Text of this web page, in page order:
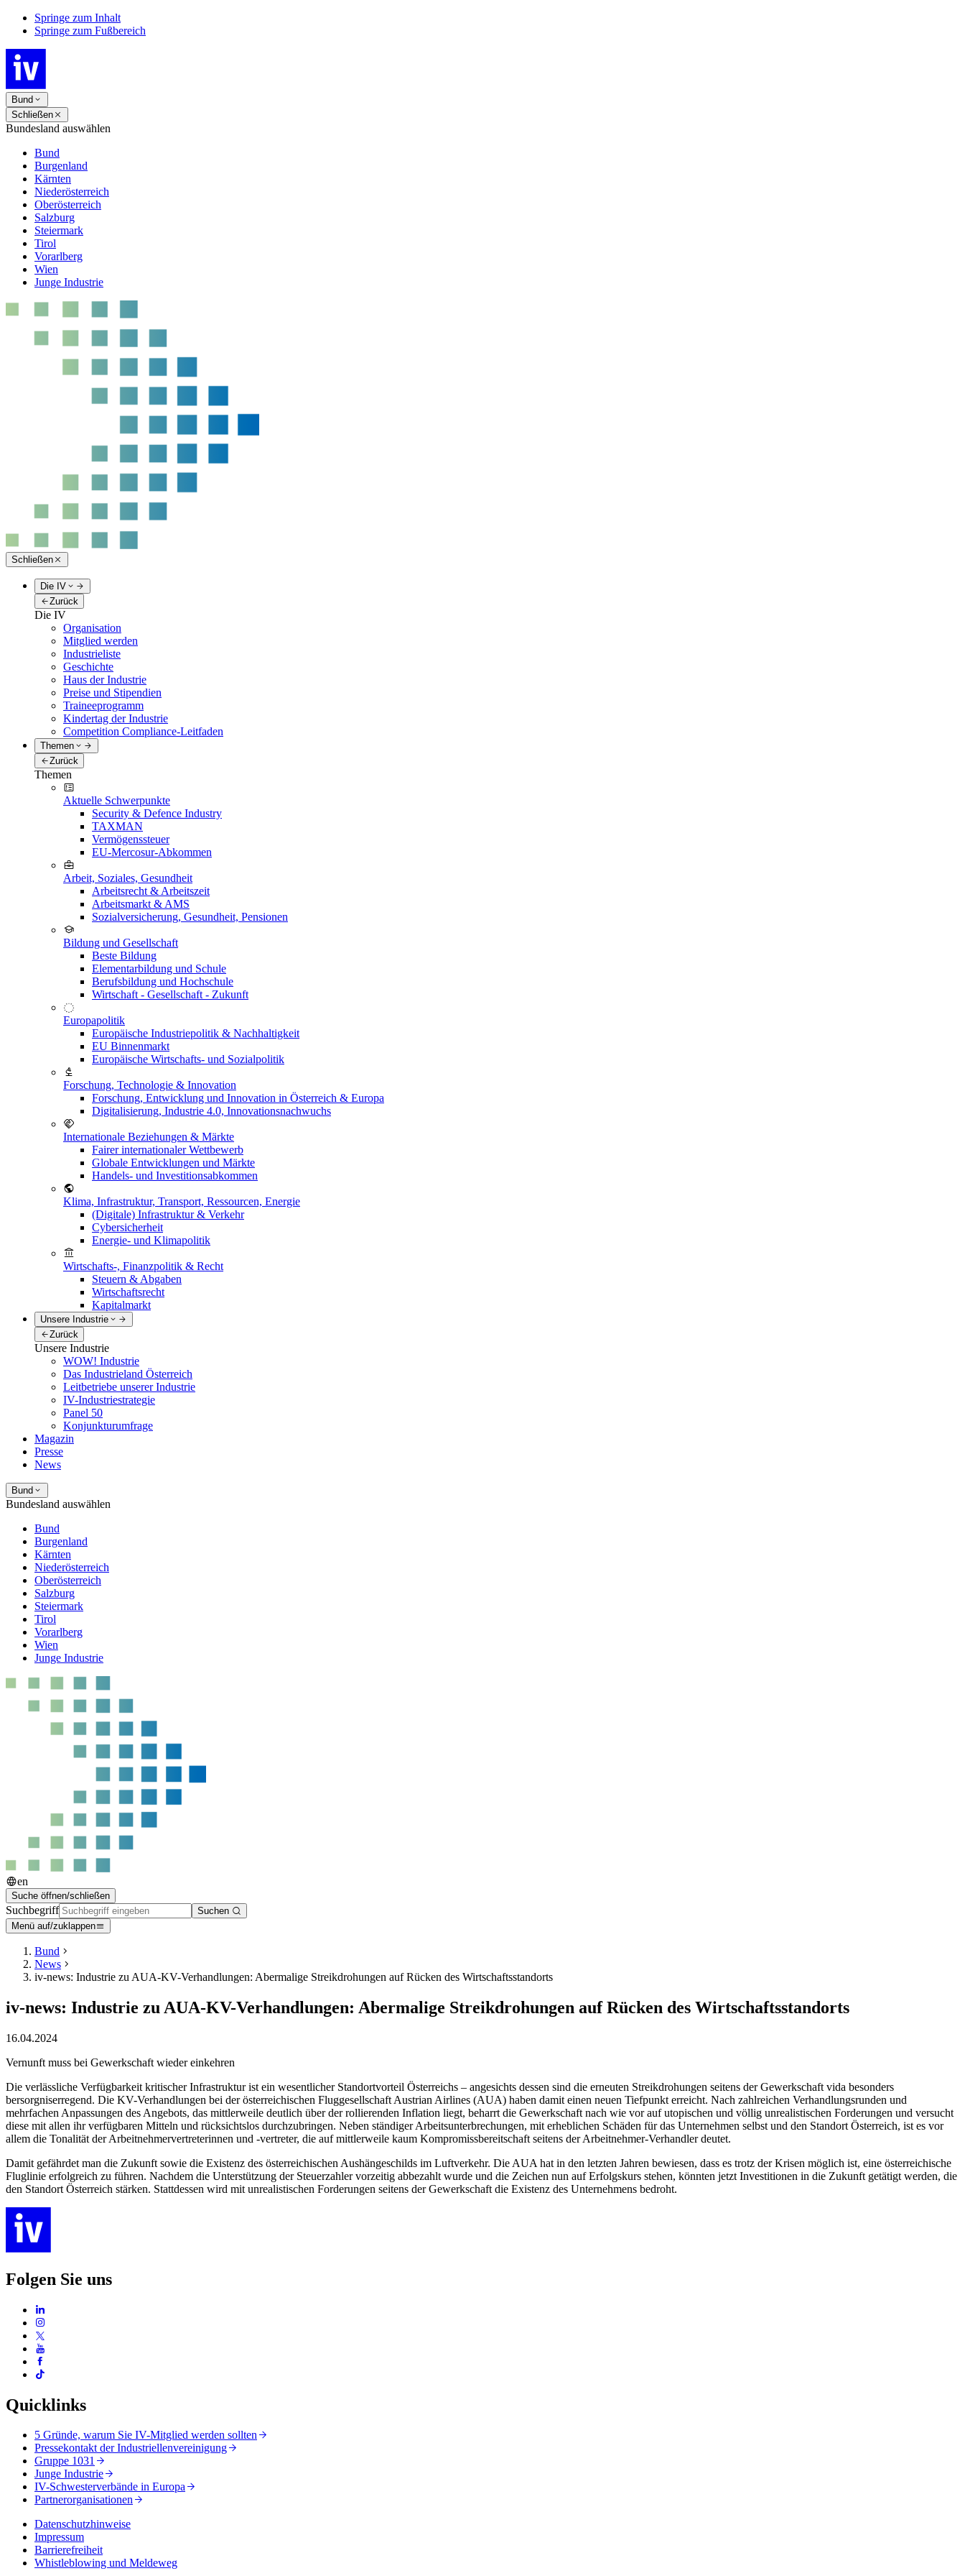
Springe zum Inhalt
Springe zum Fußbereich
Bund
Schließen
Bundesland auswählen
Bund
Burgenland
Kärnten
Niederösterreich
Oberösterreich
Salzburg
Steiermark
Tirol
Vorarlberg
Wien
Junge Industrie
Schließen
Die IV
Zurück
Die IV
Organisation
Mitglied werden
Industrieliste
Geschichte
Haus der Industrie
Preise und Stipendien
Traineeprogramm
Kindertag der Industrie
Competition Compliance-Leitfaden
Themen
Zurück
Themen
Aktuelle Schwerpunkte
Security & Defence Industry
TAXMAN
Vermögenssteuer
EU-Mercosur-Abkommen
Arbeit, Soziales, Gesundheit
Arbeitsrecht & Arbeitszeit
Arbeitsmarkt & AMS
Sozialversicherung, Gesundheit, Pensionen
Bildung und Gesellschaft
Beste Bildung
Elementarbildung und Schule
Berufsbildung und Hochschule
Wirtschaft - Gesellschaft - Zukunft
Europapolitik
Europäische Industriepolitik & Nachhaltigkeit
EU Binnenmarkt
Europäische Wirtschafts- und Sozialpolitik
Forschung, Technologie & Innovation
Forschung, Entwicklung und Innovation in Österreich & Europa
Digitalisierung, Industrie 4.0, Innovationsnachwuchs
Internationale Beziehungen & Märkte
Fairer internationaler Wettbewerb
Globale Entwicklungen und Märkte
Handels- und Investitionsabkommen
Klima, Infrastruktur, Transport, Ressourcen, Energie
(Digitale) Infrastruktur & Verkehr
Cybersicherheit
Energie- und Klimapolitik
Wirtschafts-, Finanzpolitik & Recht
Steuern & Abgaben
Wirtschaftsrecht
Kapitalmarkt
Unsere Industrie
Zurück
Unsere Industrie
WOW! Industrie
Das Industrieland Österreich
Leitbetriebe unserer Industrie
IV-Industriestrategie
Panel 50
Konjunkturumfrage
Magazin
Presse
News
Bund
Bundesland auswählen
Bund
Burgenland
Kärnten
Niederösterreich
Oberösterreich
Salzburg
Steiermark
Tirol
Vorarlberg
Wien
Junge Industrie
en
Suche öffnen/schließen
Suchbegriff
Suchen
Menü auf/zuklappen
Bund
News
iv-news: Industrie zu AUA-KV-Verhandlungen: Abermalige Streikdrohungen auf Rücken des Wirtschaftsstandorts
iv-news: Industrie zu AUA-KV-Verhandlungen: Abermalige Streikdrohungen auf Rücken des Wirtschaftsstandorts
16.04.2024
Vernunft muss bei Gewerkschaft wieder einkehren
Die verlässliche Verfügbarkeit kritischer Infrastruktur ist ein wesentlicher Standortvorteil Österreichs – angesichts dessen sind die erneuten Streikdrohungen seitens der Gewerkschaft vida besonders
bersorgniserregend. Die KV-Verhandlungen bei der österreichischen Fluggesellschaft Austrian Airlines (AUA) haben damit einen neuen Tiefpunkt erreicht. Nach zahlreichen Verhandlungsrunden und
mehrfachen Anpassungen des Angebots, das mittlerweile deutlich über der rollierenden Inflation liegt, beharrt die Gewerkschaft nach wie vor auf utopischen und völlig unrealistischen Forderungen und versucht
diese mit allen ihr verfügbaren Mitteln und rücksichtslos durchzubringen. Neben ständiger Arbeitsunterbrechungen, mit erheblichen Schäden für das Unternehmen selbst und den Standort Österreich, ist es vor
allem die Tonalität der Arbeitnehmervertreterinnen und -vertreter, die auf mittlerweile kaum Kompromissbereitschaft seitens der Arbeitnehmer-Verhandler deutet.
Damit gefährdet man die Zukunft sowie die Existenz des österreichischen Aushängeschilds im Luftverkehr. Die AUA hat in den letzten Jahren bewiesen, dass es trotz der Krisen möglich ist, eine österreichische
Fluglinie erfolgreich zu führen. Nachdem die Unterstützung der Steuerzahler vorzeitig abbezahlt wurde und die Zeichen nun auf Erfolgskurs stehen, könnten jetzt Investitionen in die Zukunft getätigt werden, die
den Standort Österreich stärken. Stattdessen wird mit unrealistischen Forderungen seitens der Gewerkschaft die Existenz des Unternehmens bedroht.
Folgen Sie uns
Quicklinks
5 Gründe, warum Sie IV-Mitglied werden sollten
Pressekontakt der Industriellenvereinigung
Gruppe 1031
Junge Industrie
IV-Schwesterverbände in Europa
Partnerorganisationen
Datenschutzhinweise
Impressum
Barrierefreiheit
Whistleblowing und Meldeweg